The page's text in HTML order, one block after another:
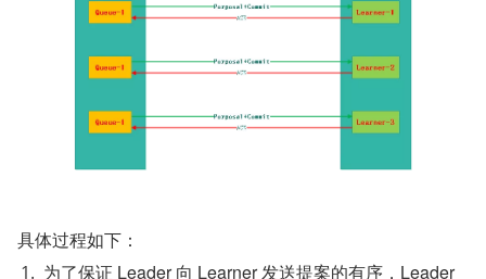
具体过程如下：
为了保证 Leader 向 Learner 发送提案的有序，Leader